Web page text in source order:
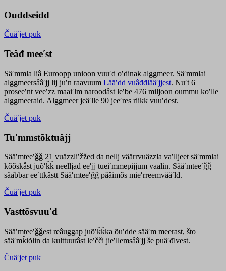
Ouddseidd
Čuäʹjet puk
Teâđ meeʹst
Säʹmmla liâ Euroopp unioon vuuʹd oʹdinak alggmeer. Säʹmmlai
alggmeersââʹjj lij juʹn raavuum Lääʹdd vuâđđlääʹjjest. Nuʹt 6
proseeʹnt veeʹzz maaiʹlm naroodâst leʹbe 476 miljoon oummu koʹlle
alggmeeraid. Alggmeer jeäʹlle 90 jeeʹres riikk vuuʹdest.
Čuäʹjet puk
Tuʹmmstõktuâjj
Sääʹmteeʹǧǧ 21 vuäzzliʹžžed da nellj väärrvuäzzla vaʹlljeet säʹmmlai
kõõskâst juõʹǩǩ neelljad eeʹjj tueiʹmmepijjum vaalin. Sääʹmteeʹǧǧ
sååbbar eeʹttkâstt Sääʹmteeʹǧǧ pââimõs mieʹrreemvääʹld.
Čuäʹjet puk
Vasttõsvuuʹd
Sääʹmteeʹǧǧest reâuggap juõʹǩǩka õuʹdde sääʹm meerast, što
sääʹmǩiõlin da kulttuurâst leʹčči jieʹllemsââʹjj še puäʹđlvest.
Čuäʹjet puk